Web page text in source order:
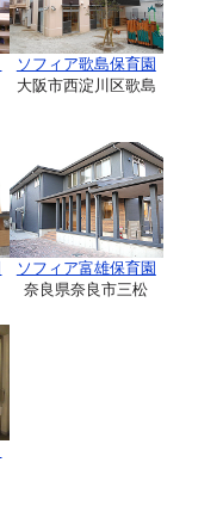
ソフィア歌島保育園
大阪市西淀川区歌島
ソフィア富雄保育園
奈良県奈良市三松